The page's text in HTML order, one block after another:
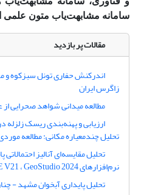
سامانه مشابهت‌یاب متون علمی
مقالات پر بازدید
اندرکنش حفاری تونل سبزکوه
زاگرس ایران
مطالعه میدانی شواهد صحرایی
ارزیابی و پهنه‌بندی ریسک
تحلیل چندمعیاره مکانی: مطالعه
تحلیل مقایسه‌ای آنالیز
نرم‌افزارهای Plaxis LE V21 ، GeoStudio 2024 و Slide2
تحلیل پایداری آبخوان مشهد -